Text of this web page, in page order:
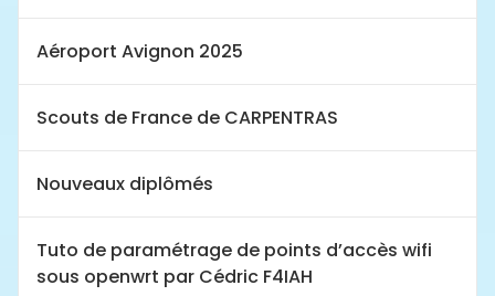
Aéroport Avignon 2025
Scouts de France de CARPENTRAS
Nouveaux diplômés
Tuto de paramétrage de points d’accès wifi
sous openwrt par Cédric F4IAH